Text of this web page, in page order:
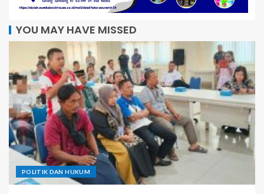
YOU MAY HAVE MISSED
POLITIK DAN HUKUM